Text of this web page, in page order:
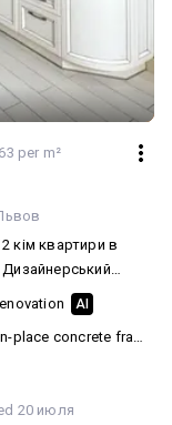
per m²
кім квартири в
Угорська
91 м2.
- посудомийна
AI
place concrete frame
20 июля